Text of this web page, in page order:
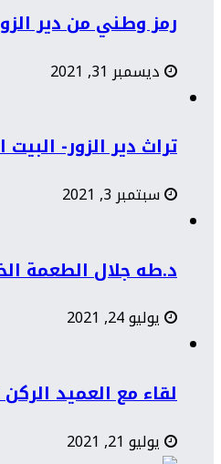
رمز وطني من دير الزور:
ديسمبر 31, 2021
تراث دير الزور-
سبتمبر 3, 2021
د.طه جلال الطعمة
يوليو 24, 2021
لقاء مع العميد
يوليو 21, 2021